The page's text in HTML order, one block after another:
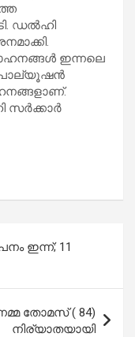
ഡൽഹി
ഇന്നലെ
പൊല്യൂഷൻ
സർക്കാർ
ഇന്ന്; 11
തോമസ് ( 84)
നിര്യാതയായി